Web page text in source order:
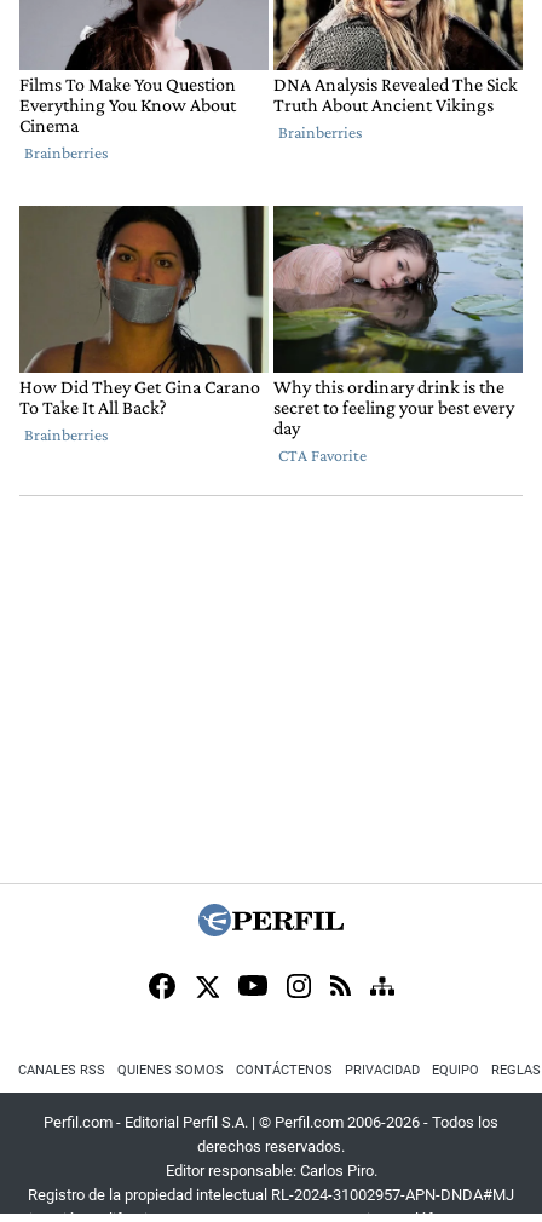
CANALES RSS QUIENES SOMOS CONTÁCTENOS PRIVACIDAD EQUIPO
Perfil.com - Editorial Perfil S.A. | © Perfil.com 2006-2026 - Todos los
derechos reservados.
Editor responsable: Carlos Piro.
Registro de la propiedad intelectual RL-2024-31002957-APN-DNDA#MJ